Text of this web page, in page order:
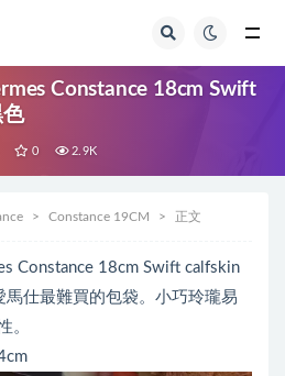
Constance 18cm Swift
0 2.9K
Constance 19CM 正文
Constance 18cm Swift calfskin
仕最難買的包袋。小巧玲瓏易
。